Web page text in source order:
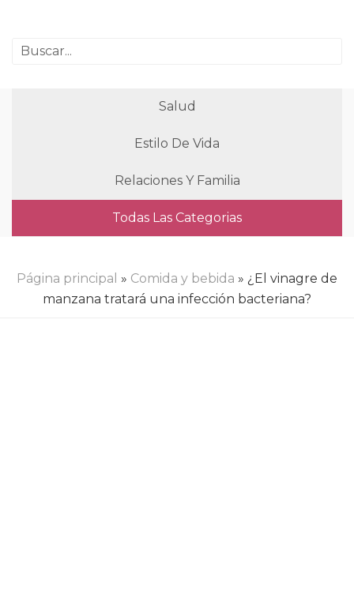
Salud
Estilo De Vida
Relaciones Y Familia
Todas Las Categorias
Página principal » Comida y bebida » ¿El vinagre de
manzana tratará una infección bacteriana?